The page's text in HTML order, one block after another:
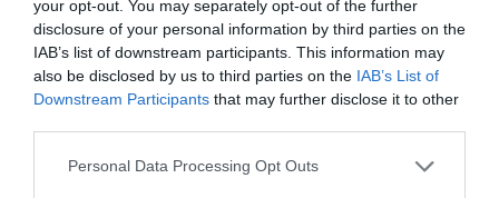
your opt-out. You may separately opt-out of the further
disclosure of your personal information by third parties on the
IAB’s list of downstream participants. This information may
also be disclosed by us to third parties on the IAB’s List of
Downstream Participants that may further disclose it to other
Personal Data Processing Opt Outs